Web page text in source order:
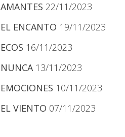
AMANTES 22/11/2023
EL ENCANTO 19/11/2023
ECOS 16/11/2023
NUNCA 13/11/2023
EMOCIONES 10/11/2023
EL VIENTO 07/11/2023